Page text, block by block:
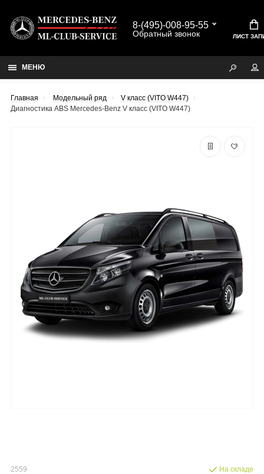
8-(495)-008-95-55
Обратный звонок ЛИСТ
МЕНЮ
Главная Модельный ряд
V класс (VITO W447)
Диагностика ABS Mercedes-Benz V класс (VITO W447)
2559 На складе